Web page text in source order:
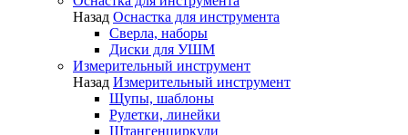
Назад Оснастка для инструмента
Сверла, наборы
Диски для УШМ
Измерительный инструмент
Назад Измерительный инструмент
Щупы, шаблоны
Рулетки, линейки
Штангенциркули